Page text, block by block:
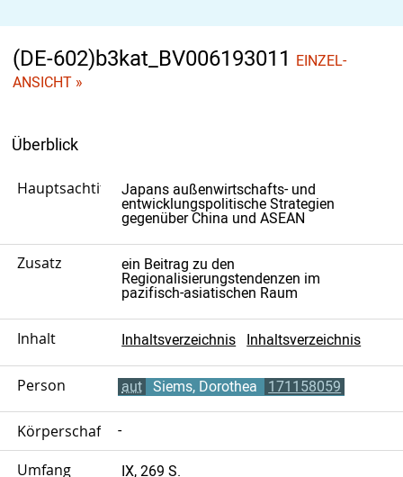
(DE-602)b3kat_BV006193011 EINZEL-
ANSICHT »
Überblick
Hauptsachtitel
Japans außenwirtschafts- und
entwicklungspolitische Strategien
gegenüber China und ASEAN
Zusatz
ein Beitrag zu den
Regionalisierungstendenzen im
pazifisch-asiatischen Raum
Inhalt Inhaltsverzeichnis Inhaltsverzeichnis
Person aut Siems, Dorothea 171158059
Körperschaft -
Umfang IX, 269 S.